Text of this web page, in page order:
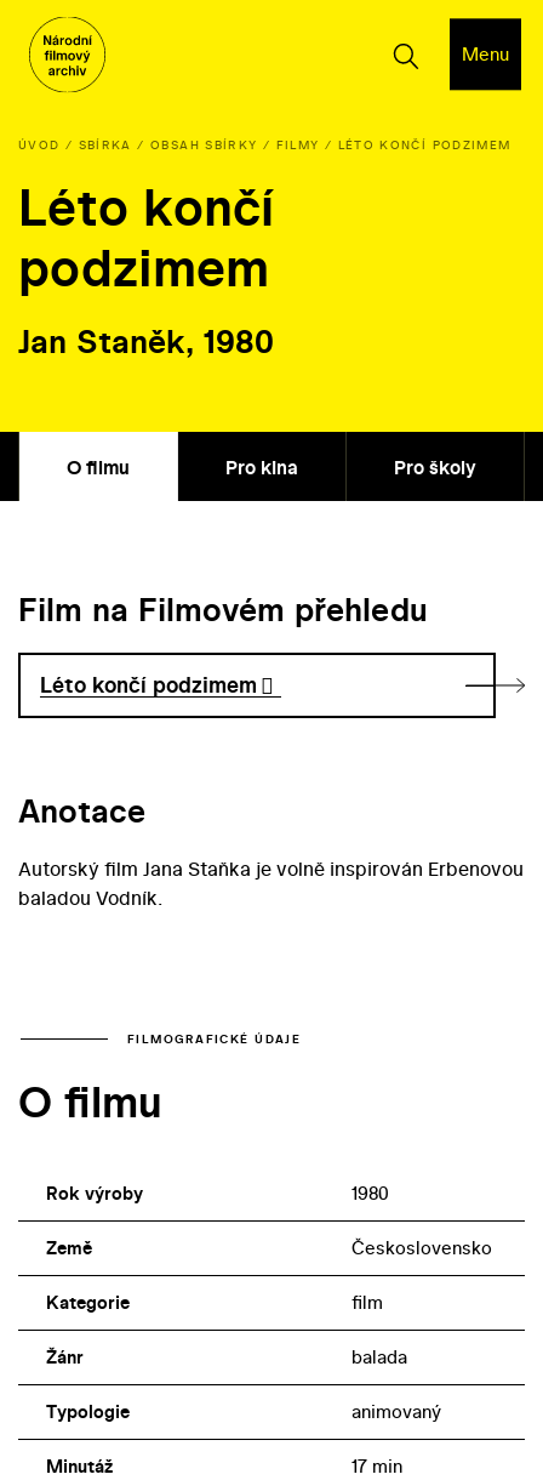
Menu
ÚVOD SBÍRKA OBSAH SBÍRKY FILMY LÉTO KONČÍ PODZIMEM
Léto končí
podzimem
Jan Staněk, 1980
O filmu Pro kina Pro školy
Film na Filmovém přehledu
Léto končí podzimem
Anotace
Autorský film Jana Staňka je volně inspirován Erbenovou
baladou Vodník.
FILMOGRAFICKÉ ÚDAJE
O filmu
Rok výroby 1980
Země Československo
Kategorie film
Žánr balada
Typologie animovaný
Minutáž 17 min